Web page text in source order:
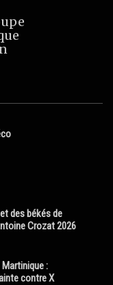
des békés de
Crozat 2026
Martinique :
contre X